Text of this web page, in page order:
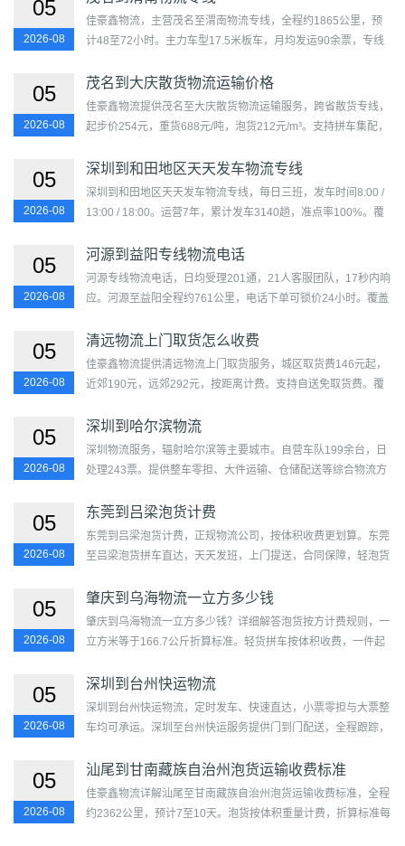
05
2026-08
佳豪鑫物流，主营茂名至渭南物流专线，全程约1865公里，预
计48至72小时。主力车型17.5米板车，月均发运90余票，专线
市及临...
05
2026-08
茂名到大庆散货物流运输价格
佳豪鑫物流提供茂名至大庆散货物流运输服务，跨省散货专线，
起步价254元，重货688元/吨，泡货212元/m³。支持拼车集配，
尔图...
05
2026-08
深圳到和田地区天天发车物流专线
深圳到和田地区天天发车物流专线，每日三班，发车时间8:00 /
13:00 / 18:00。运营7年，累计发车3140趟，准点率100%。覆
区...
05
2026-08
河源到益阳专线物流电话
河源专线物流电话，日均受理201通，21人客服团队，17秒内响
应。河源至益阳全程约761公里，电话下单可锁价24小时。覆盖
赫...
05
2026-08
清远物流上门取货怎么收费
佳豪鑫物流提供清远物流上门取货服务，城区取货费146元起，
近郊190元，远郊292元，按距离计费。支持自送免取货费。覆
族...
05
2026-08
深圳到哈尔滨物流
深圳物流服务，辐射哈尔滨等主要城市。自营车队199余台，日
处理243票。提供整车零担、大件运输、仓储配送等综合物流方
05
2026-08
东莞到吕梁泡货计费
东莞到吕梁泡货计费，正规物流公司，按体积收费更划算。东莞
至吕梁泡货拼车直达，天天发班，上门提送，合同保障，轻泡货
05
2026-08
肇庆到乌海物流一立方多少钱
肇庆到乌海物流一立方多少钱？详细解答泡货按方计费规则，一
立方米等于166.7公斤折算标准。轻货拼车按体积收费，一件起
惠。...
05
2026-08
深圳到台州快运物流
深圳到台州快运物流，定时发车、快速直达，小票零担与大票整
车均可承运。深圳至台州快运服务提供门到门配送，全程跟踪，
05
2026-08
汕尾到甘南藏族自治州泡货运输收费标准
佳豪鑫物流详解汕尾至甘南藏族自治州泡货运输收费标准，全程
约2362公里，预计7至10天。泡货按体积重量计费，折算标准每